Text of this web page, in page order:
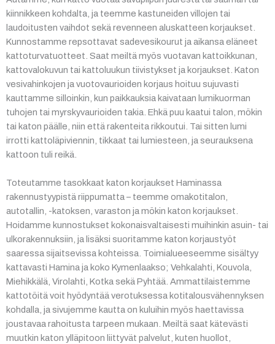
kiinnikkeen kohdalta, ja teemme kastuneiden villojen tai
laudoitusten vaihdot sekä revenneen aluskatteen korjaukset.
Kunnostamme repsottavat sadevesikourut ja aikansa eläneet
kattoturvatuotteet. Saat meiltä myös vuotavan kattoikkunan,
kattovalokuvun tai kattoluukun tiivistykset ja korjaukset. Katon
vesivahinkojen ja vuotovaurioiden korjaus hoituu sujuvasti
kauttamme silloinkin, kun paikkauksia kaivataan lumikuorman
tuhojen tai myrskyvaurioiden takia. Ehkä puu kaatui talon, mökin
tai katon päälle, niin että rakenteita rikkoutui. Tai sitten lumi
irrotti kattoläpiviennin, tikkaat tai lumiesteen, ja seurauksena
kattoon tuli reikä.
Toteutamme tasokkaat katon korjaukset Haminassa
rakennustyypistä riippumatta – teemme omakotitalon,
autotallin, -katoksen, varaston ja mökin katon korjaukset.
Hoidamme kunnostukset kokonaisvaltaisesti muihinkin asuin- tai
ulkorakennuksiin, ja lisäksi suoritamme katon korjaustyöt
saaressa sijaitsevissa kohteissa. Toimialueeseemme sisältyy
kattavasti Hamina ja koko Kymenlaakso; Vehkalahti, Kouvola,
Miehikkälä, Virolahti, Kotka sekä Pyhtää. Ammattilaistemme
kattotöitä voit hyödyntää verotuksessa kotitalousvähennyksen
kohdalla, ja sivujemme kautta on kuluihin myös haettavissa
joustavaa rahoitusta tarpeen mukaan. Meiltä saat kätevästi
muutkin katon ylläpitoon liittyvät palvelut, kuten huollot,